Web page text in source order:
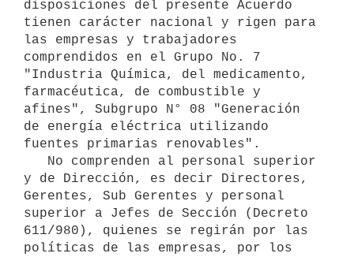
disposiciones del presente Acuerdo
tienen carácter nacional y rigen para
las empresas y trabajadores
comprendidos en el Grupo No. 7
"Industria Química, del medicamento,
farmacéutica, de combustible y
afines", Subgrupo N° 08 "Generación
de energía eléctrica utilizando
fuentes primarias renovables".
y de Dirección, es decir Directores,
Gerentes, Sub Gerentes y personal
superior a Jefes de Sección (Decreto
611/980), quienes se regirán por las
políticas de las empresas, por los